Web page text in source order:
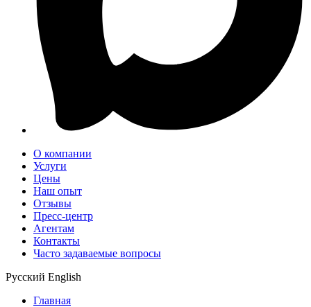
О компании
Услуги
Цены
Наш опыт
Отзывы
Пресс-центр
Агентам
Контакты
Часто задаваемые вопросы
Русский English
Главная